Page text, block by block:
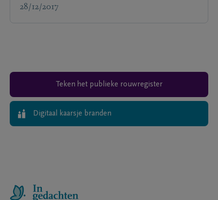
28/12/2017
Teken het publieke rouwregister
Digitaal kaarsje branden